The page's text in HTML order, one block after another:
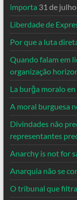
importa 31 de
Liberdade de
Por que a luta
Quando falam em
organização
La burĝa moralo
A moral burguesa
Divindades não
representantes
Anarchy is not for
Anarquia não se
O tribunal que